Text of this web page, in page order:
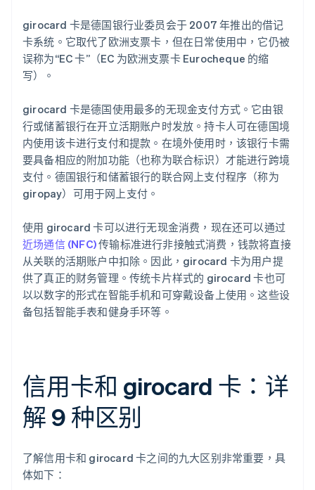
girocard 卡是德国银行业委员会于 2007 年推出的借记
卡系统。它取代了欧洲支票卡，但在日常使用中，它仍被
误称为“EC 卡”（EC 为欧洲支票卡 Eurocheque 的缩
写）。
girocard 卡是德国使用最多的无现金支付方式。它由银
行或储蓄银行在开立活期账户时发放。持卡人可在德国境
内使用该卡进行支付和提款。在境外使用时，该银行卡需
要具备相应的附加功能（也称为联合标识）才能进行跨境
支付。德国银行和储蓄银行的联合网上支付程序（称为
giropay）可用于网上支付。
使用 girocard 卡可以进行无现金消费，现在还可以通过
近场通信 (NFC)传输标准进行非接触式消费，钱款将直接
从关联的活期账户中扣除。因此，girocard 卡为用户提
供了真正的财务管理。传统卡片样式的 girocard 卡也可
以以数字的形式在智能手机和可穿戴设备上使用。这些设
备包括智能手表和健身手环等。
信用卡和 girocard 卡：详
解 9 种区别
了解信用卡和 girocard 卡之间的九大区别非常重要，具
体如下：